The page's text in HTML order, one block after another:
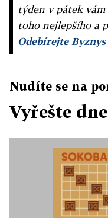
týden v pátek
toho nejlepšího a
Odebírejte
Nudíte se na
Vyřešte